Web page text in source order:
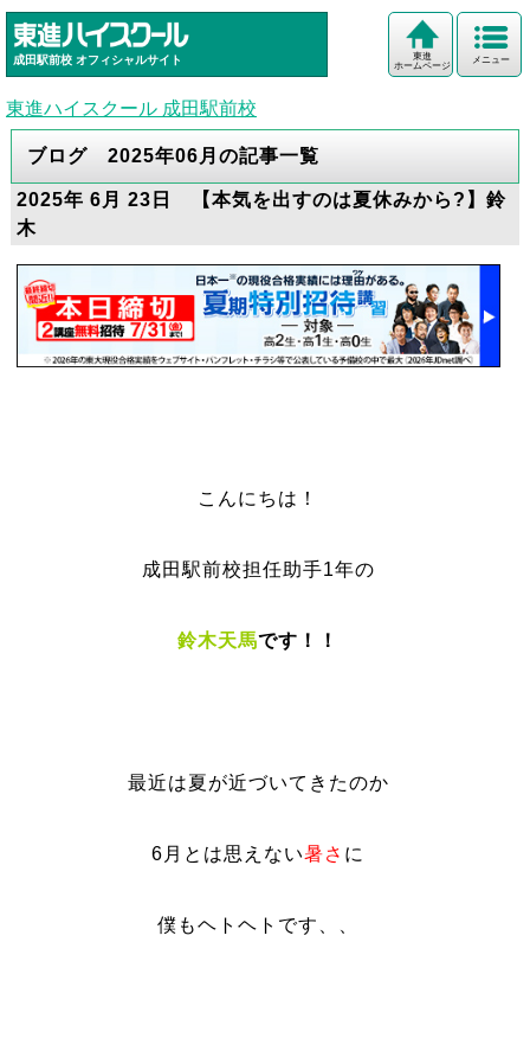
成田駅前校 オフィシャルサイト メニュー
東進
ホームページ
東進ハイスクール 成田駅前校
ブログ 2025年06月の記事一覧
2025年 6月 23日 【本気を出すのは夏休みから?】鈴
木
こんにちは！
成田駅前校担任助手1年の
鈴木天馬です！！
最近は夏が近づいてきたのか
6月とは思えない暑さ に
僕もヘトヘトです、、